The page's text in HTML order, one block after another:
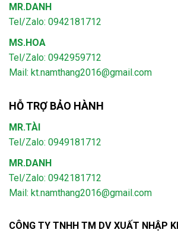
MR.DANH
Tel/Zalo: 0942181712
MS.HOA
Tel/Zalo: 0942959712
Mail: kt.namthang2016@gmail.com
HỖ TRỢ BẢO HÀNH
MR.TÀI
Tel/Zalo: 0949181712
MR.DANH
Tel/Zalo: 0942181712
Mail: kt.namthang2016@gmail.com
CÔNG TY TNHH TM DV XUẤT NHẬP